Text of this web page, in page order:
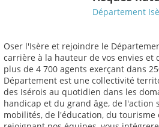
Département
Oser l'Isère et rejoindre le
carrière à la hauteur de vos envies et
plus de 4 700 agents exerçant dans
Département est une collectivité
des Isérois au quotidien dans les
handicap et du grand âge, de l'action
mobilités, de l'éducation, du tourisme